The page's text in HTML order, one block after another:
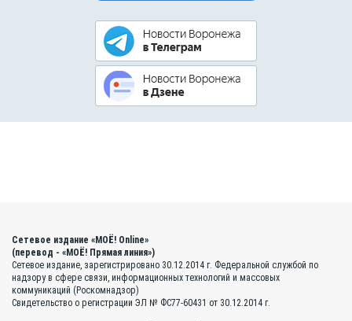
Сетевое издание «МОЁ! Online»
(перевод - «МОЁ! Прямая линия»)
Сетевое издание, зарегистрировано 30.12.2014 г. Федеральной службой по
надзору в сфере связи, информационных технологий и массовых
коммуникаций (Роскомнадзор)
Свидетельство о регистрации ЭЛ № ФС77-60431 от 30.12.2014 г.